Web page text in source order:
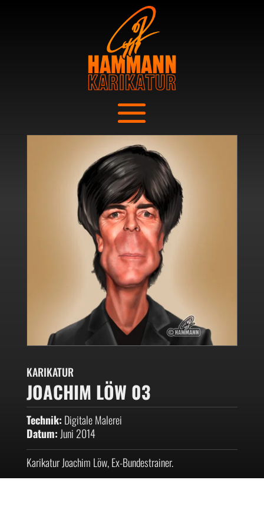
KARIKATUR
JOACHIM LÖW 03
Technik: Digitale Malerei
Datum: Juni 2014
Karikatur Joachim Löw, Ex-Bundestrainer.